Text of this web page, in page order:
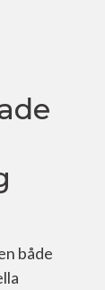
både